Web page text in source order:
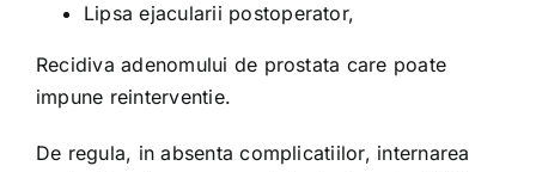
Lipsa ejacularii postoperator,
Recidiva adenomului de prostata care poate
impune reinterventie.
De regula, in absenta complicatiilor, internarea